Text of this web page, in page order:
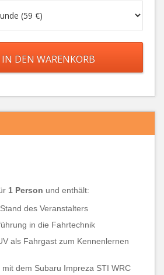
1 Person und enthält:
des Veranstalters
in die Fahrtechnik
als Fahrgast zum Kennenlernen
mit dem Subaru Impreza STI WRC